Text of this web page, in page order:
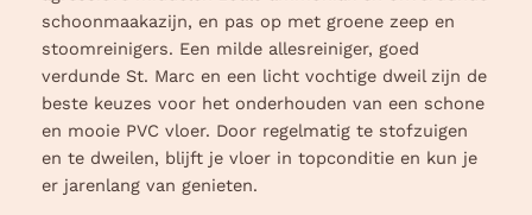
schoonmaakazijn, en pas op met groene zeep en
stoomreinigers. Een milde allesreiniger, goed
verdunde St. Marc en een licht vochtige dweil zijn de
beste keuzes voor het onderhouden van een schone
en mooie PVC vloer. Door regelmatig te stofzuigen
en te dweilen, blijft je vloer in topconditie en kun je
er jarenlang van genieten.